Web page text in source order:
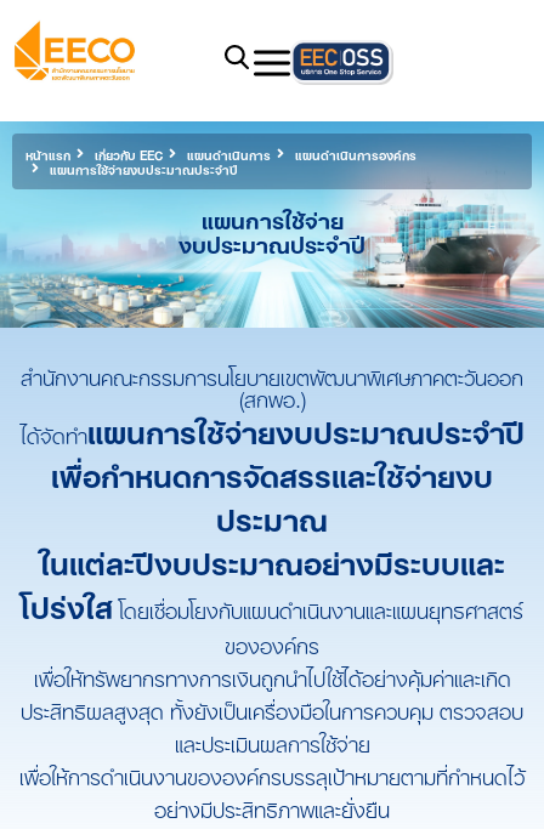
หน้าแรก เกี่ยวกับ EEC แผนดำเนินการ แผนดำเนินการองค์กร
แผนการใช้จ่ายงบประมาณประจำปี
แผนการใช้จ่าย
งบประมาณประจำปี
สำนักงานคณะกรรมการนโยบายเขตพัฒนาพิเศษภาคตะวันออก
(สกพอ.)
ได้จัดทำแผนการใช้จ่ายงบประมาณประจำปี
เพื่อกำหนดการจัดสรรและใช้จ่ายงบ
ประมาณ
ในแต่ละปีงบประมาณอย่างมีระบบและ
โปร่งใสโดยเชื่อมโยงกับแผนดำเนินงานและแผนยุทธศาสตร์
ขององค์กร
เพื่อให้ทรัพยากรทางการเงินถูกนำไปใช้ได้อย่างคุ้มค่าและเกิด
ประสิทธิผลสูงสุด ทั้งยังเป็นเครื่องมือในการควบคุม ตรวจสอบ
และประเมินผลการใช้จ่าย
เพื่อให้การดำเนินงานขององค์กรบรรลุเป้าหมายตามที่กำหนดไว้
อย่างมีประสิทธิภาพและยั่งยืน